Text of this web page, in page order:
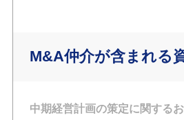
M&A仲介が含まれる
中期経営計画の策定に関する